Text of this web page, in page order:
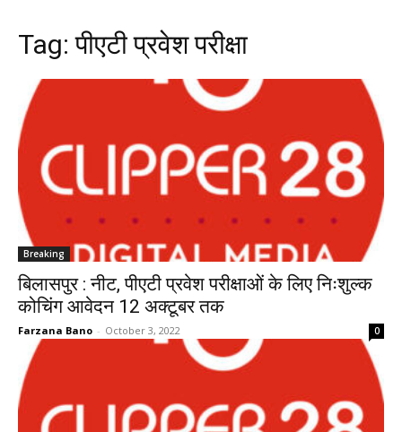
Tag:पीएटी प्रवेश परीक्षा
Breaking
बिलासपुर : नीट, पीएटी प्रवेश परीक्षाओं के लिए निःशुल्क
कोचिंग आवेदन 12 अक्टूबर तक
Farzana Bano - October 3, 2022 0